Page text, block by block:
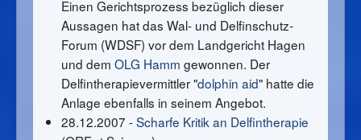
Einen Gerichtsprozess bezüglich dieser
Aussagen hat das Wal- und Delfinschutz-
Forum (WDSF) vor dem Landgericht Hagen
und dem OLG Hamm gewonnen. Der
Delfintherapievermittler "dolphin aid" hatte die
Anlage ebenfalls in seinem Angebot.
28.12.2007 -Scharfe Kritik an Delfintherapie